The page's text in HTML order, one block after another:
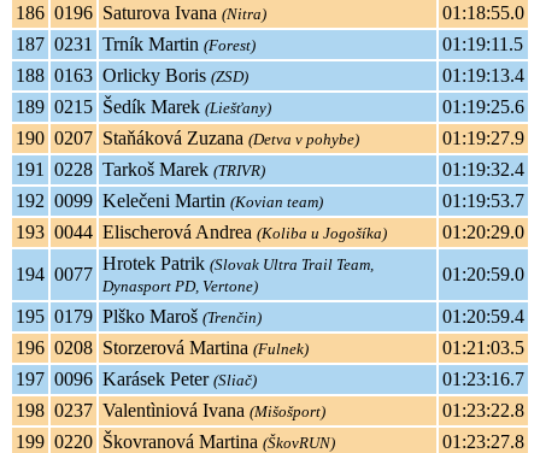
186 0196 Saturova Ivana (Nitra)
01:18:55.0
187 0231 Trník Martin (Forest)
01:19:11.5
188 0163 Orlicky Boris (ZSD)
01:19:13.4
189 0215 Šedík Marek (Liešťany)
01:19:25.6
190 0207 Staňáková Zuzana (Detva v pohybe)
01:19:27.9
191
0228 Tarkoš Marek (TRIVR)
01:19:32.4
192 0099 Kelečeni Martin (Kovian team)
01:19:53.7
193 0044 Elischerová Andrea (Koliba u Jogošíka) 01:20:29.0
194 0077
Hrotek Patrik (Slovak Ultra Trail Team,
Dynasport PD, Vertone)
01:20:59.0
195 0179 Plško Maroš (Trenčin)
01:20:59.4
196 0208 Storzerová Martina (Fulnek)
01:21:03.5
197 0096 Karásek Peter (Sliač)
01:23:16.7
198 0237 Valentìniová Ivana (Mišošport)
01:23:22.8
199 0220 Škovranová Martina (ŠkovRUN) 01:23:27.8